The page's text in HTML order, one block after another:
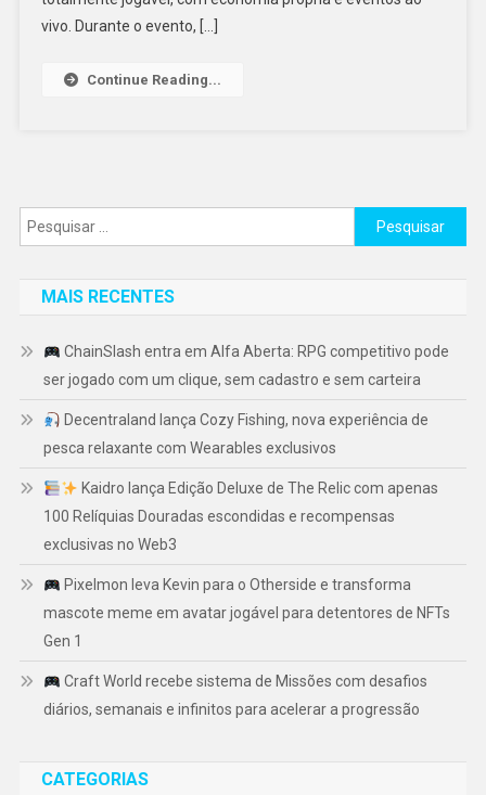
vivo. Durante o evento, […]
Continue Reading...
Pesquisar
por:
MAIS RECENTES
ChainSlash entra em Alfa Aberta: RPG competitivo pode
ser jogado com um clique, sem cadastro e sem carteira
Decentraland lança Cozy Fishing, nova experiência de
pesca relaxante com Wearables exclusivos
Kaidro lança Edição Deluxe de The Relic com apenas
100 Relíquias Douradas escondidas e recompensas
exclusivas no Web3
Pixelmon leva Kevin para o Otherside e transforma
mascote meme em avatar jogável para detentores de NFTs
Gen 1
Craft World recebe sistema de Missões com desafios
diários, semanais e infinitos para acelerar a progressão
CATEGORIAS